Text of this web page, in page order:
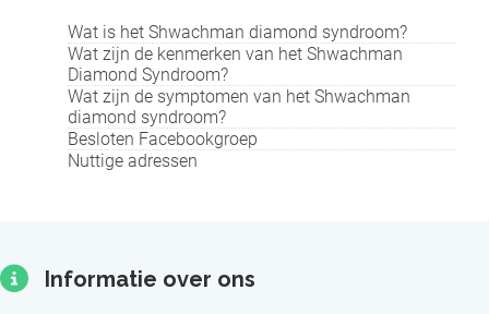
Wat is het Shwachman diamond syndroom?
Wat zijn de kenmerken van het Shwachman
Diamond Syndroom?
Wat zijn de symptomen van het Shwachman
diamond syndroom?
Besloten Facebookgroep
Nuttige adressen
Informatie over ons